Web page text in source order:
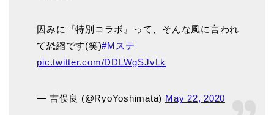
因みに『特別コラボ』って、そんな風に言われ
て恐縮です(笑)#Mステ
pic.twitter.com/DDLWgSJvLk
— 吉俣良 (@RyoYoshimata) May 22, 2020